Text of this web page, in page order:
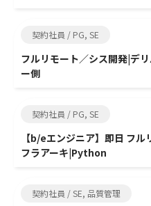
契約社員 / PG, SE
フルリモート／シス開発|デ
ー側
契約社員 / PG, SE
【b/eエンジニア】即日 フ
フラアーキ|Python
契約社員 / SE, 品質管理